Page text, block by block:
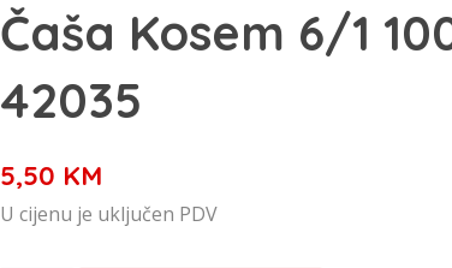
Čaša Kosem 6/1
42035
5,50 KM
U cijenu je uključen PDV